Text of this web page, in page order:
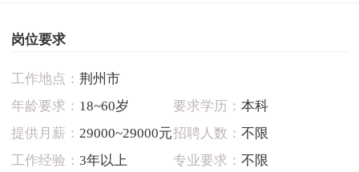
岗位要求
工作地点： 荆州市
年龄要求： 18~60岁 要求学历： 本科
提供月薪： 29000~29000元招聘人数： 不限
工作经验： 3年以上 专业要求： 不限